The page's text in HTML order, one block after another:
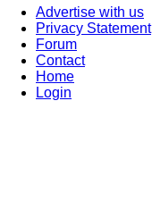
Advertise with us
Privacy Statement
Forum
Contact
Home
Login